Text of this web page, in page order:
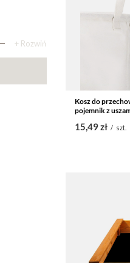
+ Rozwiń
Kosz do
pojemnik z
15,49 zł / szt.